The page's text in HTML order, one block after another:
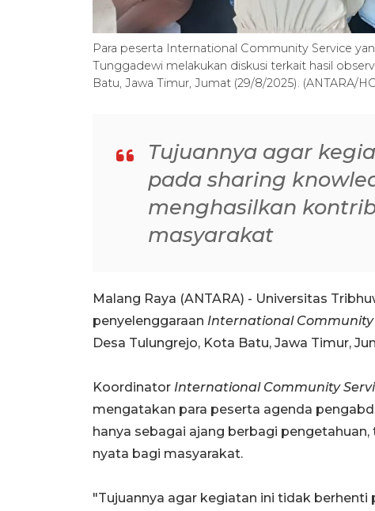
Para peserta International Community Service
Tunggadewi melakukan diskusi terkait hasil
Batu, Jawa Timur, Jumat (29/8/2025). (ANTARA/
Tujuannya agar
pada sharing
menghasilkan
masyarakat
Malang Raya (ANTARA) - Universitas
penyelenggaraan International Community
Desa Tulungrejo, Kota Batu, Jawa Timur,
Koordinator International Community
mengatakan para peserta agenda
hanya sebagai ajang berbagi
nyata bagi masyarakat.
"Tujuannya agar kegiatan ini tidak berhenti